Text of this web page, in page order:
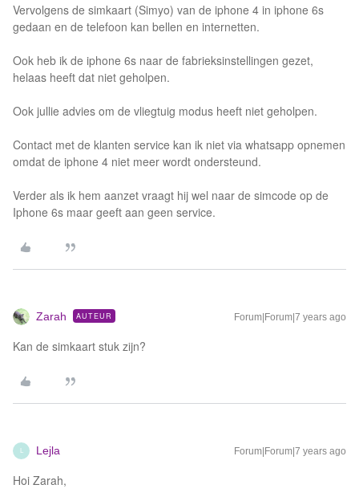
Vervolgens de simkaart (Simyo) van de iphone 4 in iphone 6s
gedaan en de telefoon kan bellen en internetten.
Ook heb ik de iphone 6s naar de fabrieksinstellingen gezet,
helaas heeft dat niet geholpen.
Ook jullie advies om de vliegtuig modus heeft niet geholpen.
Contact met de klanten service kan ik niet via whatsapp opnemen
omdat de iphone 4 niet meer wordt ondersteund.
Verder als ik hem aanzet vraagt hij wel naar de simcode op de
Iphone 6s maar geeft aan geen service.
Zarah AUTEUR Forum|Forum|7 years ago
Kan de simkaart stuk zijn?
L Lejla Forum|Forum|7 years ago
Hoi Zarah,